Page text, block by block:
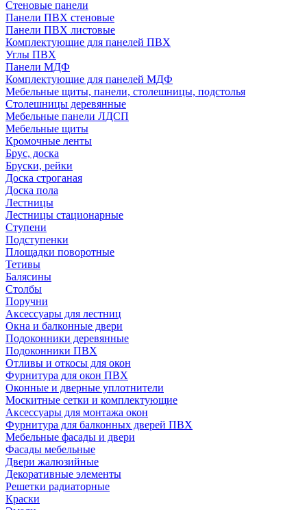
Стеновые панели
Панели ПВХ стеновые
Панели ПВХ листовые
Комплектующие для панелей ПВХ
Углы ПВХ
Панели МДФ
Комплектующие для панелей МДФ
Мебельные щиты, панели, столешницы, подстолья
Столешницы деревянные
Мебельные панели ЛДСП
Мебельные щиты
Кромочные ленты
Брус, доска
Бруски, рейки
Доска строганая
Доска пола
Лестницы
Лестницы стационарные
Ступени
Подступенки
Площадки поворотные
Тетивы
Балясины
Столбы
Поручни
Аксессуары для лестниц
Окна и балконные двери
Подоконники деревянные
Подоконники ПВХ
Отливы и откосы для окон
Фурнитура для окон ПВХ
Оконные и дверные уплотнители
Москитные сетки и комплектующие
Аксессуары для монтажа окон
Фурнитура для балконных дверей ПВХ
Мебельные фасады и двери
Фасады мебельные
Двери жалюзийные
Декоративные элементы
Решетки радиаторные
Краски